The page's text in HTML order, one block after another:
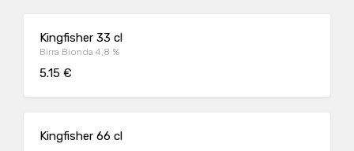
Kingfisher 33 cl
Birra Bionda 4,8 %
5.15 €
Kingfisher 66 cl